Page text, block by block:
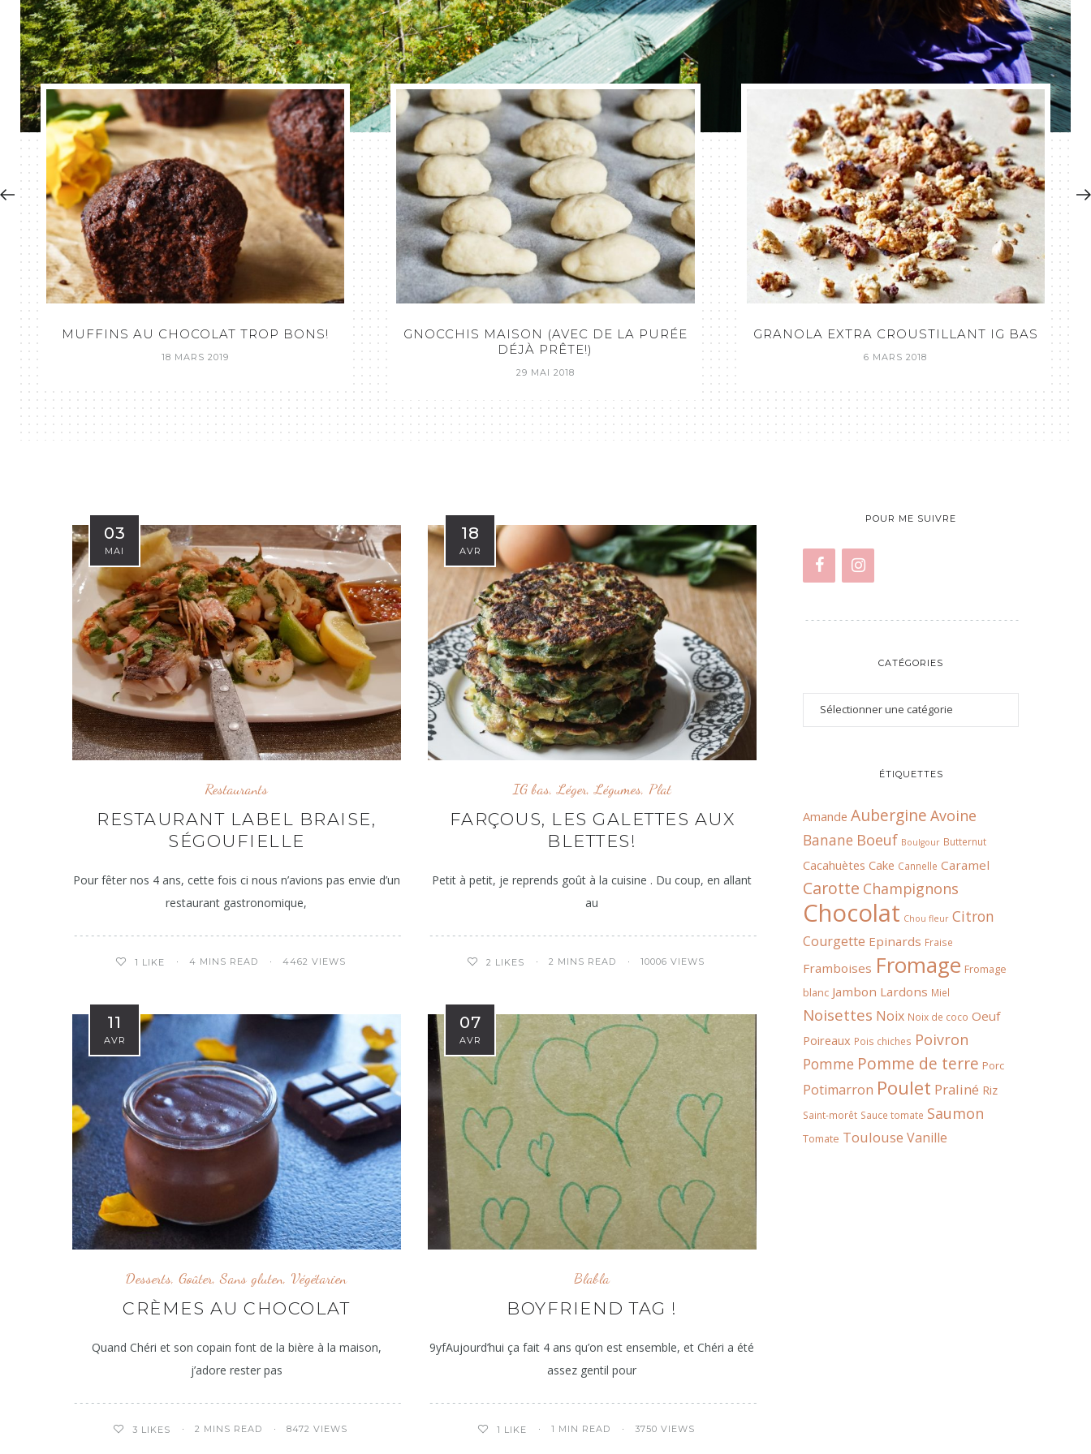
MUFFINS AU CHOCOLAT TROP BONS!
18 MARS 2019
GNOCCHIS MAISON (AVEC DE LA PURÉE
DÉJÀ PRÊTE!)
29 MAI 2018
GRANOLA EXTRA CROUSTILLANT IG BAS
6 MARS 2018
03
MAI
Restaurants
RESTAURANT LABEL BRAISE,
SÉGOUFIELLE
Pour fêter nos 4 ans, cette fois ci nous n’avions pas envie d’un
restaurant gastronomique,
1 LIKE 4 MINS READ 4462 VIEWS
18
AVR
IG bas,Léger,Légumes, Plat
FARÇOUS, LES GALETTES AUX
BLETTES!
Petit à petit, je reprends goût à la cuisine . Du coup, en allant
au
2 LIKES 2 MINS READ 10006 VIEWS
11
AVR
Desserts,Goûter,Sans gluten, Végétarien
CRÈMES AU CHOCOLAT
Quand Chéri et son copain font de la bière à la maison,
j’adore rester pas
3 LIKES 2 MINS READ 8472 VIEWS
07
AVR
Blabla
BOYFRIEND TAG !
9yfAujourd’hui ça fait 4 ans qu’on est ensemble, et Chéri a été
assez gentil pour
1 LIKE 1 MIN READ 3750 VIEWS
POUR ME SUIVRE
CATÉGORIES
ÉTIQUETTES
Amande Aubergine Avoine
Banane Boeuf Boulgour Butternut
Cacahuètes Cake Cannelle Caramel
Carotte Champignons
Chocolat Chou fleur Citron
Courgette Epinards Fraise
Framboises Fromage Fromage
blanc Jambon Lardons Miel
Noisettes Noix Noix de coco Oeuf
Poireaux Pois chiches Poivron
Pomme Pomme de terre Porc
Potimarron Poulet Praliné Riz
Saint-morêt Sauce tomate Saumon
Tomate Toulouse Vanille